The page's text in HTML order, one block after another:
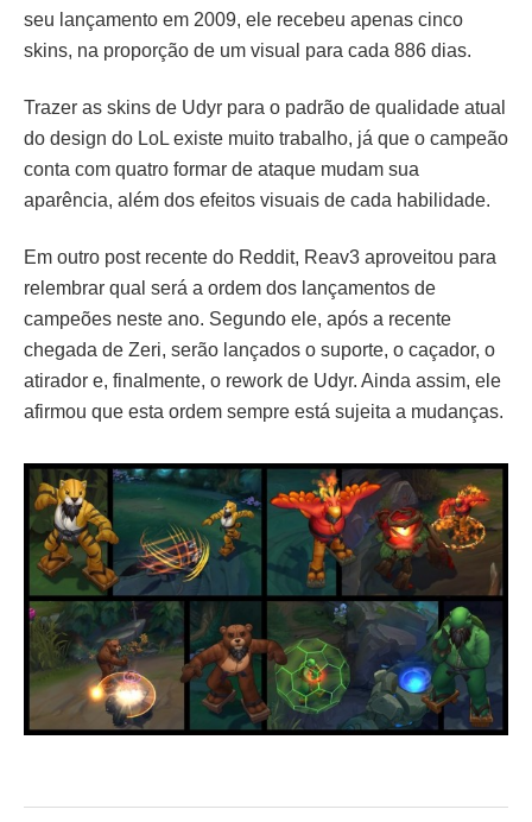
seu lançamento em 2009, ele recebeu apenas cinco
skins, na proporção de um visual para cada 886 dias.
Trazer as skins de Udyr para o padrão de qualidade atual
do design do LoL existe muito trabalho, já que o campeão
conta com quatro formar de ataque mudam sua
aparência, além dos efeitos visuais de cada habilidade.
Em outro post recente do Reddit, Reav3 aproveitou para
relembrar qual será a ordem dos lançamentos de
campeões neste ano. Segundo ele, após a recente
chegada de Zeri, serão lançados o suporte, o caçador, o
atirador e, finalmente, o rework de Udyr. Ainda assim, ele
afirmou que esta ordem sempre está sujeita a mudanças.